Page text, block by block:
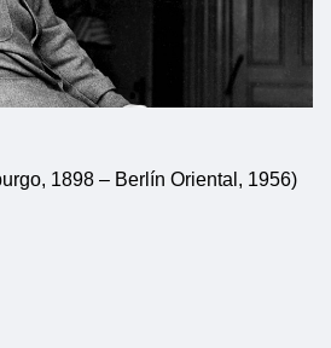
1898 – Berlín Oriental, 1956)